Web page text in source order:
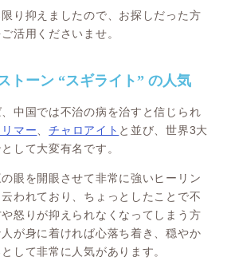
り抑えましたので、お探しだった方
活用くださいませ。
トーン “スギライト” の人気
中国では不治の病を治すと信じられ
リマー 、チャロアイト と並び、世界3大
して大変有名です。
眼を開眼させて非常に強いヒーリン
われており、ちょっとしたことで不
怒りが抑えられなくなってしまう方
が身に着ければ心落ち着き、穏やか
して非常に人気があります。